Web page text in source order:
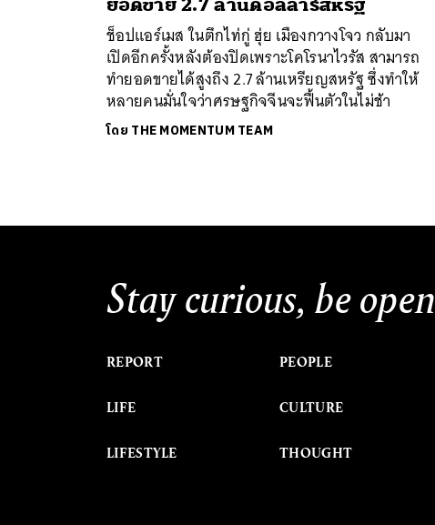
ยอดขาย 2.7 ล้านดอลลาร์สหรัฐ
ช็อปแอร์เมส ในตึกไท่กู่ ฮุ่ย เมืองกวางโจว กลับมา
เปิดอีกครั้งหลังต้องปิดเพราะโคโรนาไวรัส สามารถ
ทำยอดขายได้สูงถึง 2.7 ล้านเหรียญสหรัฐ ซึ่งทำให้
หลายคนมั่นใจว่าศรษฐกิจจีนจะฟื้นตัวในไม่ช้า
โดย THE MOMENTUM TEAM
Stay curious, be open
REPORT
LIFE
LIFESTYLE
PEOPLE
CULTURE
THOUGHT